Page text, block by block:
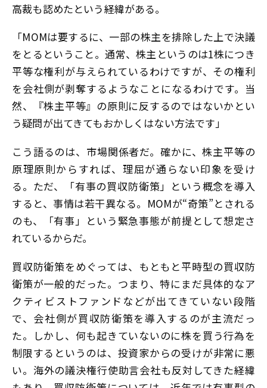
高裁も認めたという経緯がある。
「MOMは要するに、一部の株主を排除した上で決議
をとるということ。通常、株主というのは1株につき
平等な権利が与えられているわけですが、その権利
を会社側が剥奪するようなことになるわけです。当
然、『株主平等』の原則に反するのではないかとい
う疑問が出てきてもおかしくはない方法です」
こう語るのは、市場関係者だ。確かに、株主平等の
原理原則からすれば、理屈が通らない印象を受け
る。ただ、「有事の買収防衛策」という概念を導入
すると、事情は若干異なる。MOMが“奇策”とされる
のも、「有事」という緊急事態が前提として想定さ
れているからだ。
買収防衛策をめぐっては、もともと平時型の買収防
衛策が一般的だった。つまり、特にまだ具体的なア
クティビストファンドなどが出てきていない段階
で、会社側が買収防衛策を導入するのが主流だっ
た。しかし、何も起きていないのに株を買う行為を
制限するというのは、投資家からの受けが非常に悪
い。海外の議決権行使助言会社も反対してきた経緯